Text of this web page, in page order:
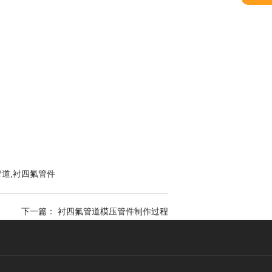
,衬四氟管件
下一篇： 衬四氟管道模压管件制作过程